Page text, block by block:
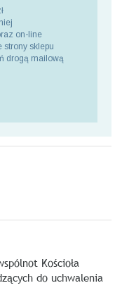
on-line
strony sklepu
drogą mailową
Kościoła
do uchwalenia